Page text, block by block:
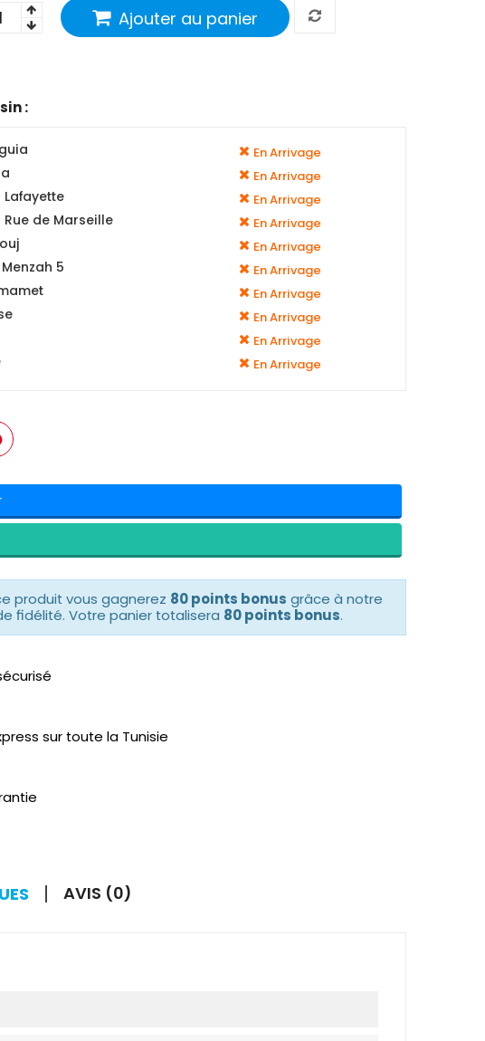
Ajouter au panier
:
En Arrivage
En Arrivage
Lafayette En Arrivage
de Marseille En Arrivage
En Arrivage
5 En Arrivage
En Arrivage
En Arrivage
En Arrivage
En Arrivage
produit vous gagnerez 80 points bonus grâce à notre
fidélité. Votre panier totalisera 80 points bonus.
sur toute la Tunisie
AVIS (0)